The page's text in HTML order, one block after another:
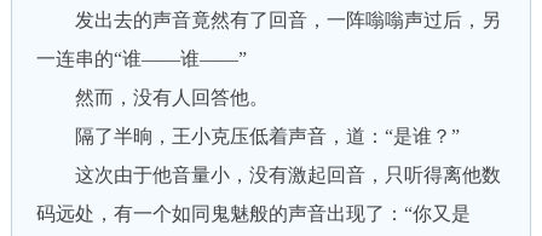
发出去的声音竟然有了回音，一阵嗡嗡声过后，另
一连串的“谁——谁——”
然而，没有人回答他。
隔了半晌，王小克压低着声音，道：“是谁？”
这次由于他音量小，没有激起回音，只听得离他数
码远处，有一个如同鬼魅般的声音出现了：“你又是